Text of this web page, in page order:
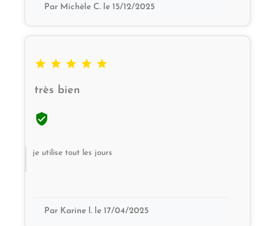
Par Michèle C. le 15/12/2025
    
très bien

je utilise tout les jours
Par Karine l. le 17/04/2025